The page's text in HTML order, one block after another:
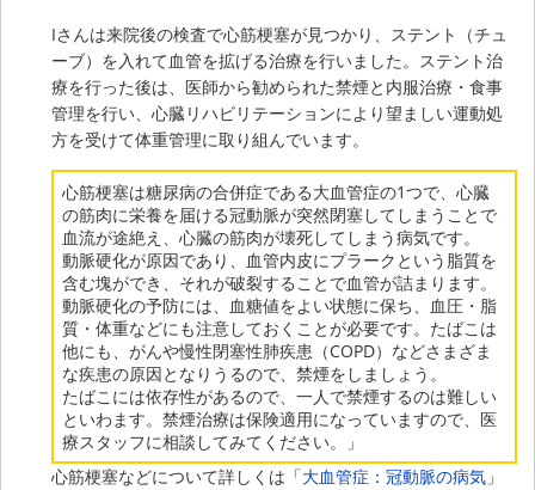
Iさんは来院後の検査で心筋梗塞が見つかり、ステント（チュ
ーブ）を入れて血管を拡げる治療を行いました。ステント治
療を行った後は、医師から勧められた禁煙と内服治療・食事
管理を行い、心臓リハビリテーションにより望ましい運動処
方を受けて体重管理に取り組んでいます。
心筋梗塞は糖尿病の合併症である大血管症の1つで、心臓
の筋肉に栄養を届ける冠動脈が突然閉塞してしまうことで
血流が途絶え、心臓の筋肉が壊死してしまう病気です。
動脈硬化が原因であり、血管内皮にプラークという脂質を
含む塊ができ、それが破裂することで血管が詰まります。
動脈硬化の予防には、血糖値をよい状態に保ち、血圧・脂
質・体重などにも注意しておくことが必要です。たばこは
他にも、がんや慢性閉塞性肺疾患（COPD）などさまざま
な疾患の原因となりうるので、禁煙をしましょう。
たばこには依存性があるので、一人で禁煙するのは難しい
といわます。禁煙治療は保険適用になっていますので、医
療スタッフに相談してみてください。」
心筋梗塞などについて詳しくは「大血管症：冠動脈の病気 」